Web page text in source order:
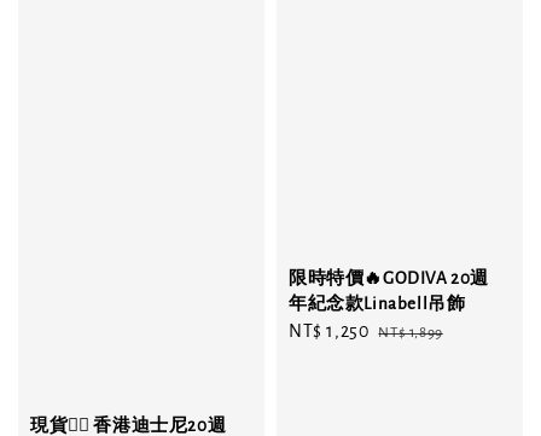
現貨❤️‍🔥 香港迪士尼20週
限時特價🔥GODIVA 20週
年紀念款Linabell吊飾
Sale
NT$ 1,250 Regular
NT$ 1,899